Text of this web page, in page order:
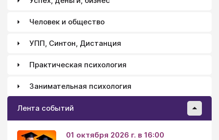
Человек и общество
УПП, Синтон, Дистанция
Практическая психология
Занимательная психология
Лента событий
01 октября 2026 г. в 16:00